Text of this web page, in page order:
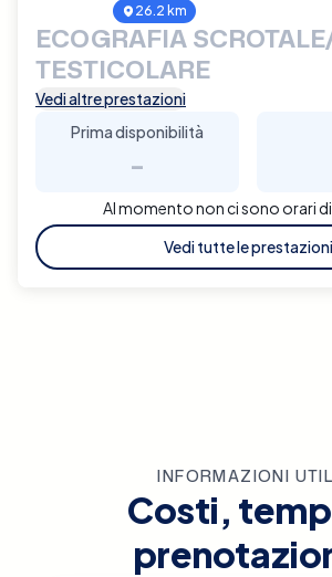
26.2 km
ECOGRAFIA
TESTICOLARE
Vedi altre prestazioni
Prima disponibilità
-
Al momento non ci sono orari
Vedi tutte le prestazioni
INFORMAZIONI
Costi,